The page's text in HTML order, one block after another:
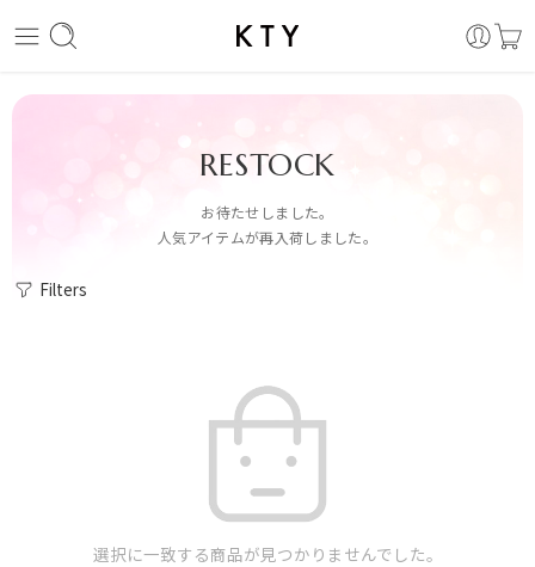
RESTOCK
お待たせしました。
人気アイテムが再入荷しました。
Filters
選択に一致する商品が見つかりませんでした。